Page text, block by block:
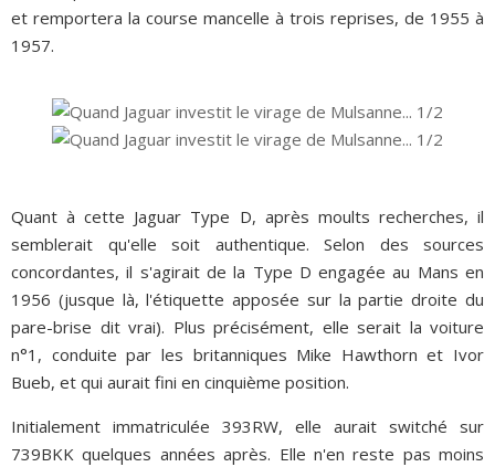
et remportera la course mancelle à trois reprises, de 1955 à
1957.
Quant à cette Jaguar Type D, après moults recherches, il
semblerait qu'elle soit authentique. Selon des sources
concordantes, il s'agirait de la Type D engagée au Mans en
1956 (jusque là, l'étiquette apposée sur la partie droite du
pare-brise dit vrai). Plus précisément, elle serait la voiture
n°1, conduite par les britanniques Mike Hawthorn et Ivor
Bueb, et qui aurait fini en cinquième position.
Initialement immatriculée 393RW, elle aurait switché sur
739BKK quelques années après. Elle n'en reste pas moins